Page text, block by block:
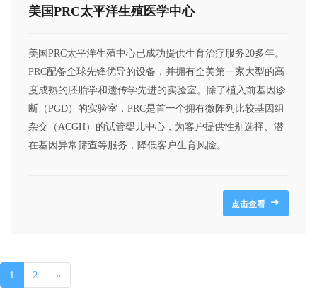
美国PRC太平洋生殖医学中心
美国PRC太平洋生殖中心已成功提供生育治疗服务20多年。
PRC配备全球先锋优导的设备，并拥有全美第一家大型的高
度成熟的胚胎学和遗传学先进的实验室。除了植入前基因诊
断（PGD）的实验室，PRC是首一个拥有微阵列比较基因组
杂交（ACGH）的试管婴儿中心，为客户提供性别选择、潜
在基因异常筛查等服务，降低客户生育风险。
点击查看
1 2 »